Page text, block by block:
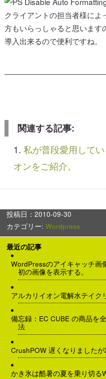
クライアントの担当者様に
方もいらっしゃると思います
導入出来るので便利ですね。
関連する記事:
私が普段愛用して
オンをご紹介。
投稿日：2010-09-30
カテゴリー:Wordpress
最近の記事
WordPressのアイキャッチ画
初の画像を表示する。
アルカリイオン電解水テイク
備忘録：EC CUBE の商品を
法
CrushPOW 遅くなりました
かき氷は酷暑の夏を乗り切る